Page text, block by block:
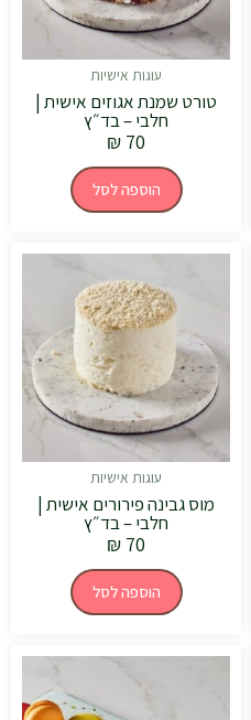
עוגות אישיות
טורט שמנת אגוזים אישית |
חלבי – בד״ץ
₪ 70
הוספה לסל
עוגות אישיות
מוס גבינה פירורים אישית |
חלבי – בד״ץ
₪ 70
הוספה לסל